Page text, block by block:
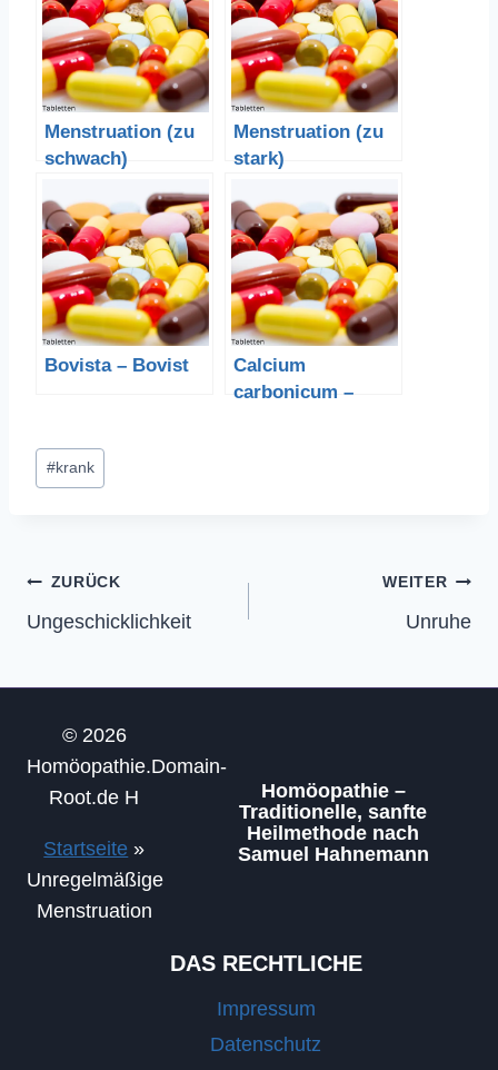
Menstruation (zu
schwach)
Menstruation (zu
stark)
Bovista – Bovist
Calcium
carbonicum –
Schlagworte:
#krank
Beitragsnavigation
ZURÜCK
Ungeschicklichkeit
WEITER
Unruhe
© 2026
Homöopathie.Domain-
Root.de H
Startseite »
Unregelmäßige
Menstruation
Homöopathie –
Traditionelle, sanfte
Heilmethode nach
Samuel Hahnemann
DAS RECHTLICHE
Impressum
Datenschutz